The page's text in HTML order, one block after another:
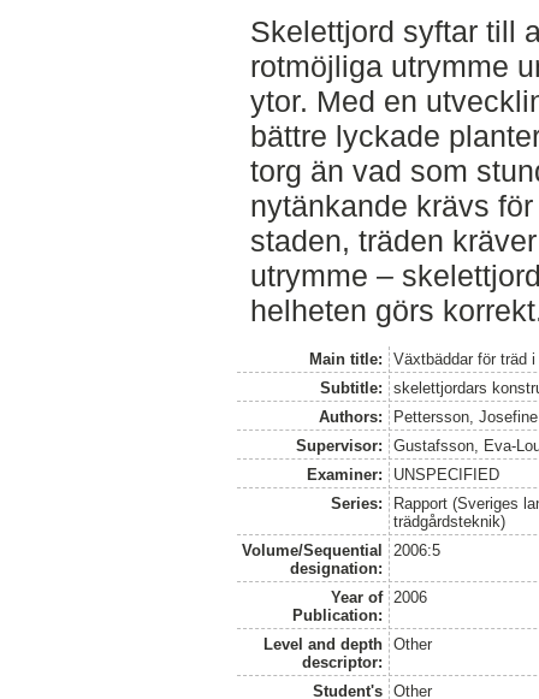
Skelettjord syftar till
rotmöjliga utrymme
ytor. Med en
bättre lyckade
torg än vad som
nytänkande krävs
staden, träden
utrymme –
helheten görs
Main title:
Växtbäddar för träd
Subtitle:
skelettjordars
Authors:
Pettersson, Josefine
Supervisor:
Gustafsson, Eva-
Examiner:
UNSPECIFIED
Series:
Rapport (Sveriges
trädgårdsteknik)
Volume/Sequential
designation:
2006:5
Year of
Publication:
2006
Level and depth
descriptor:
Other
Student's
Other